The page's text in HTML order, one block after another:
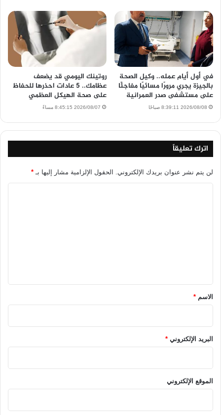
في أول أيام عمله.. وكيل الصحة
بالجيزة يجري مرورًا مسائيًا مفاجئًا
على مستشفى صدر العمرانية
2026/08/08 8:39:11 صباحًا
روتينك اليومي قد يضعف
عظامك.. 5 عادات احذرها للحفاظ
على صحة الهيكل العظمي
2026/08/07 8:45:15 مساءً
اترك تعليقاً
لن يتم نشر عنوان بريدك الإلكتروني. الحقول الإلزامية مشار إليها بـ *
*الاسم *
البريد الإلكتروني *
الموقع الإلكتروني